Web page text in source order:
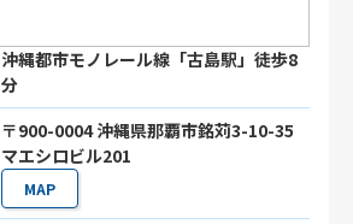
沖縄都市モノレール線「古島駅」徒歩8
分
〒900-0004 沖縄県那覇市銘苅3-10-35
マエシロビル201
MAP